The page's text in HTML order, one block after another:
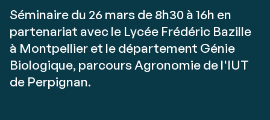
Séminaire du 26 mars de 8h30 à 16h en
partenariat avec le Lycée Frédéric Bazille
à Montpellier et le département Génie
Biologique, parcours Agronomie de l'IUT
de Perpignan.